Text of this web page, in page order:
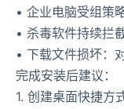
• 企业电脑受组策
• 杀毒软件持续拦
• 下载文件损坏：
完成安装后建议：
1. 创建桌面快捷方